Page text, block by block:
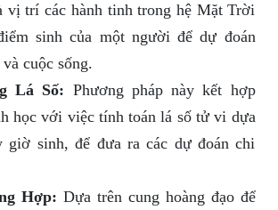
vị trí các hành tinh trong hệ Mặt Trời
sinh của một người để dự đoán
cuộc sống.
Lá Số: Phương pháp này kết hợp
học với việc tính toán lá số tử vi dựa
giờ sinh, để đưa ra các dự đoán chi
Hợp: Dựa trên cung hoàng đạo để